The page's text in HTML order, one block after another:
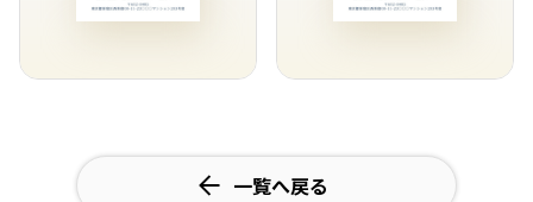
一覧へ戻る